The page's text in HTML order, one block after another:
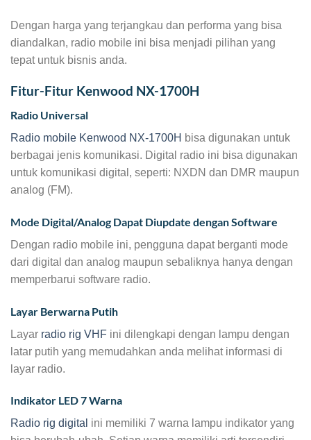
Dengan harga yang terjangkau dan performa yang bisa
diandalkan, radio mobile ini bisa menjadi pilihan yang
tepat untuk bisnis anda.
Fitur-Fitur Kenwood NX-1700H
Radio Universal
Radio mobile Kenwood NX-1700H bisa digunakan untuk
berbagai jenis komunikasi. Digital radio ini bisa digunakan
untuk komunikasi digital, seperti: NXDN dan DMR maupun
analog (FM).
Mode Digital/Analog Dapat Diupdate dengan Software
Dengan radio mobile ini, pengguna dapat berganti mode
dari digital dan analog maupun sebaliknya hanya dengan
memperbarui software radio.
Layar Berwarna Putih
Layar radio rig VHF ini dilengkapi dengan lampu dengan
latar putih yang memudahkan anda melihat informasi di
layar radio.
Indikator LED 7 Warna
Radio rig digital ini memiliki 7 warna lampu indikator yang